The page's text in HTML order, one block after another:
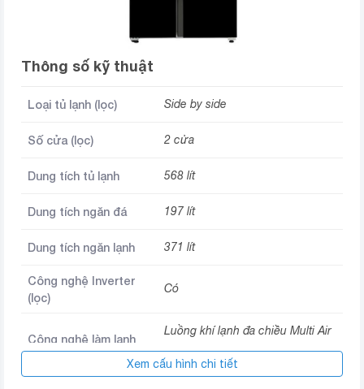
Thông số kỹ thuật
Loại tủ lạnh (lọc) Side by side
Số cửa (lọc) 2 cửa
Dung tích tủ lạnh 568 lít
Dung tích ngăn đá 197 lít
Dung tích ngăn lạnh 371 lít
Công nghệ Inverter
(lọc)
Có
Công nghệ làm lạnh
Luồng khí lạnh đa chiều Multi Air
Xem cấu hình chi tiết